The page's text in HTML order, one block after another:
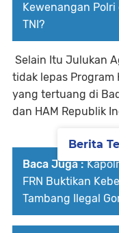
Kewenangan
TNI?
Selain Itu Julukan
tidak lepas Program
yang tertuang di
dan HAM Republik
Baca Juga :
FRN Buktikan
Tambang Ilegal
Berita